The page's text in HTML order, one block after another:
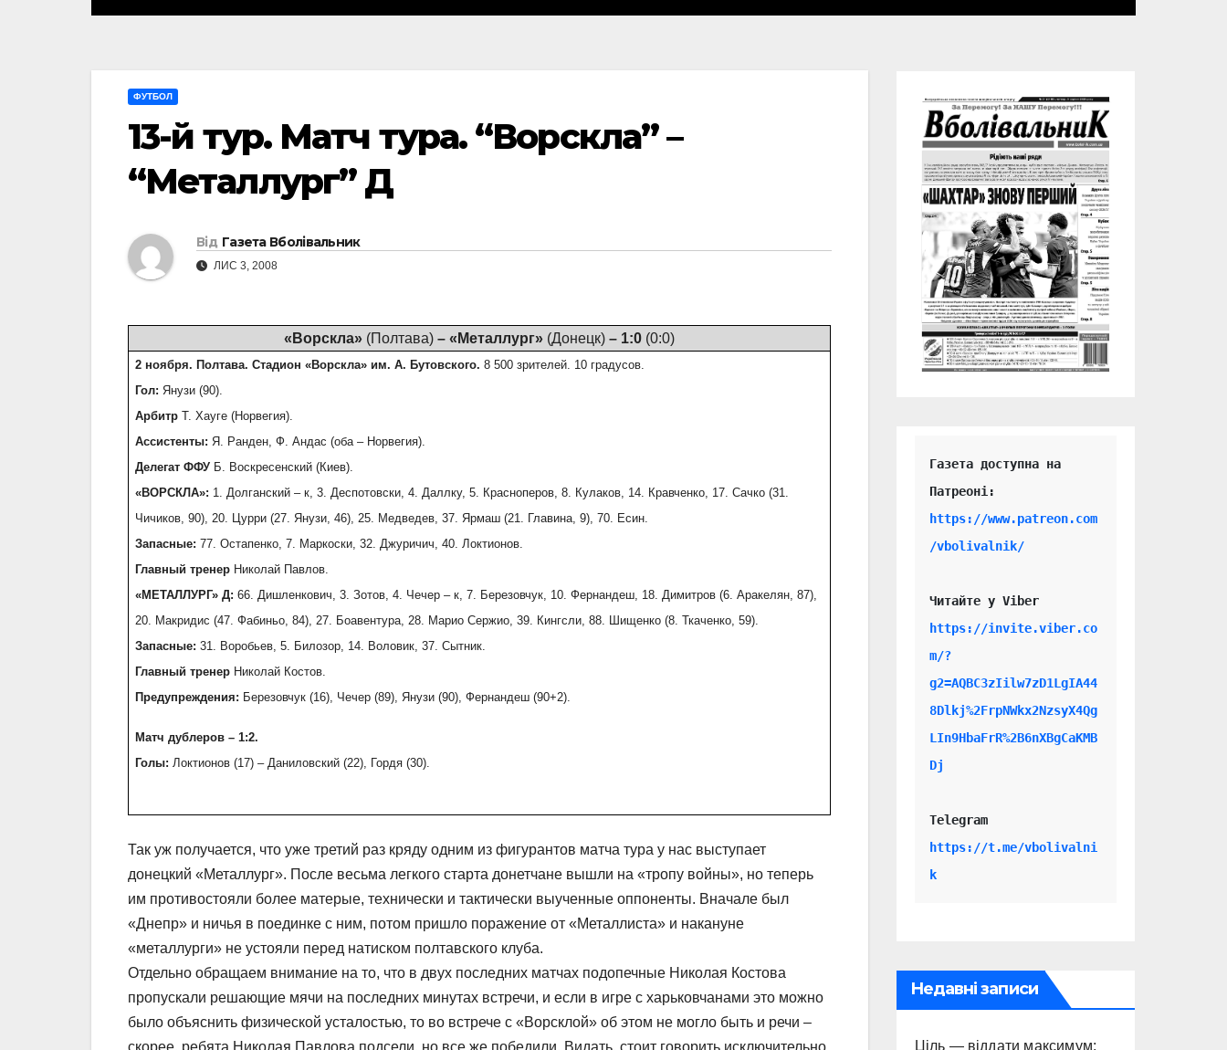
ФУТБОЛ
13-й тур. Матч тура. “Ворскла” –
“Металлург” Д
Від Газета Вболівальник
ЛИС 3, 2008
«Ворскла» (Полтава) – «Металлург» (Донецк) – 1:0 (0:0)
2 ноября. Полтава. Стадион «Ворскла» им. А. Бутовского.8 500 зрителей. 10 градусов.
Гол: Янузи (90).
АрбитрТ. Хауге (Норвегия).
Ассистенты: Я. Ранден, Ф. Андас (оба – Норвегия).
Делегат ФФУ Б. Воскресенский (Киев).
«ВОРСКЛА»: 1. Долганский – к, 3. Деспотовски, 4. Даллку, 5. Красноперов, 8. Кулаков, 14. Кравченко, 17. Сачко (31.
Чичиков, 90), 20. Цурри (27. Янузи, 46), 25. Медведев, 37. Ярмаш (21. Главина, 9), 70. Есин.
Запасные:77. Остапенко, 7. Маркоски, 32. Джуричич, 40. Локтионов.
Главный тренер Николай Павлов.
«МЕТАЛЛУРГ» Д:66. Дишленкович, 3. Зотов, 4. Чечер – к, 7. Березовчук, 10. Фернандеш, 18. Димитров (6. Аракелян, 87),
20. Макридис (47. Фабиньо, 84), 27. Боавентура, 28. Марио Сержио, 39. Кингсли, 88. Шищенко (8. Ткаченко, 59).
Запасные:31. Воробьев, 5. Билозор, 14. Воловик, 37. Сытник.
Главный тренер Николай Костов.
Предупреждения: Березовчук (16), Чечер (89), Янузи (90), Фернандеш (90+2).
Матч дублеров – 1:2.
Голы: Локтионов (17) – Даниловский (22), Гордя (30).
Так уж получается, что уже третий раз кряду одним из фигурантов матча тура у нас выступает
донецкий «Металлург». После весьма легкого старта донетчане вышли на «тропу войны», но теперь
им противостояли более матерые, технически и тактически выученные оппоненты. Вначале был
«Днепр» и ничья в поединке с ним, потом пришло поражение от «Металлиста» и накануне
«металлурги» не устояли перед натиском полтавского клуба.
Отдельно обращаем внимание на то, что в двух последних матчах подопечные Николая Костова
пропускали решающие мячи на последних минутах встречи, и если в игре с харьковчанами это можно
было объяснить физической усталостью, то во встрече с «Ворсклой» об этом не могло быть и речи –
скорее, ребята Николая Павлова подсели, но все же победили. Видать, стоит говорить исключительно
Газета доступна на
https://www.patreon.com
/vbolivalnik/
Читайте у Viber
https://invite.viber.co
m/?
g2=AQBC3zIilw7zD1LgIA44
8Dlkj%2FrpNWkx2NzsyX4Qg
LIn9HbaFrR%2B6nXBgCaKMB
Dj
Telegram
https://t.me/vbolivalni
k
Недавні записи
Ціль — віддати максимум: